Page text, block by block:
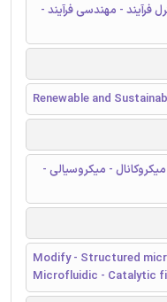
- مهندسی فرآیند -
Renewable and
- میکروسیالی -
Modify - Structured
Microfluidic - Catalytic